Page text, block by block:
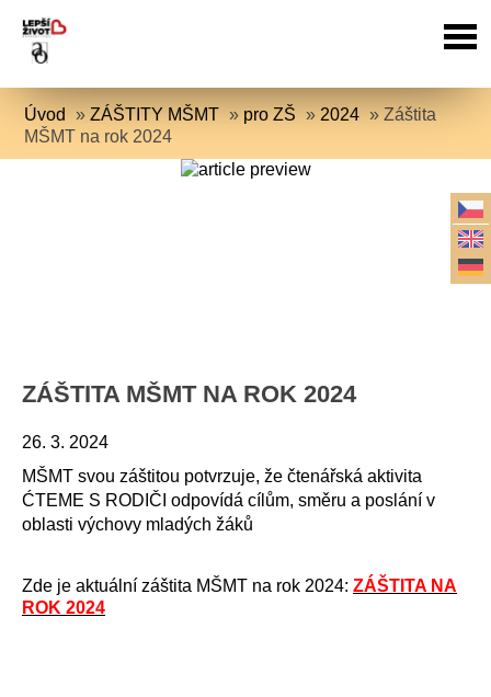
Úvod »ZÁŠTITY MŠMT » pro ZŠ » 2024 »Záštita
MŠMT na rok 2024
ZÁŠTITA MŠMT NA ROK 2024
26. 3. 2024
MŠMT svou záštitou potvrzuje, že čtenářská aktivita
ĆTEME S RODIČI odpovídá cílům, směru a poslání v
oblasti výchovy mladých žáků
Zde je aktuální záštita MŠMT na rok 2024: ZÁŠTITA NA
ROK 2024